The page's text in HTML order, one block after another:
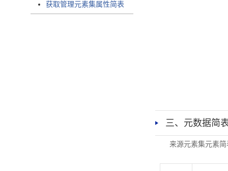
获取管理元素集属性简表
三、元数据简
来源元素集元素简